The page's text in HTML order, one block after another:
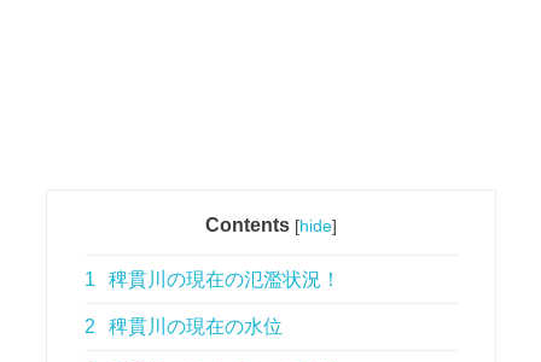
Contents [hide]
1 稗貫川の現在の氾濫状況！
2 稗貫川の現在の水位